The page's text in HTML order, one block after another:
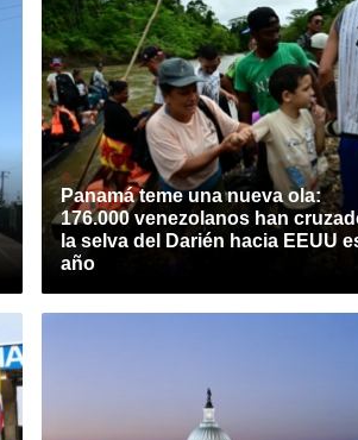
Panamá teme una nueva ola:
176.000 venezolanos han
la selva del Darién hacia EEUU
año